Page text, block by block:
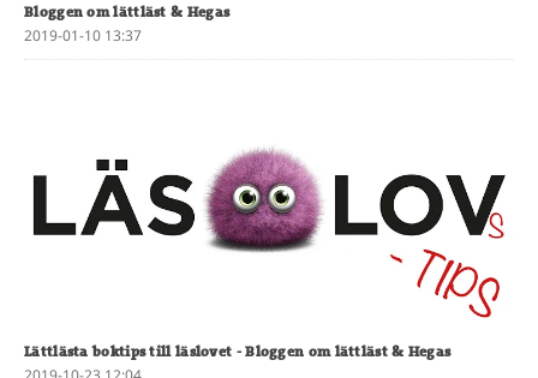
Bloggen om lättläst & Hegas
2019-01-10 13:37
Lättlästa boktips till läslovet - Bloggen om lättläst & Hegas